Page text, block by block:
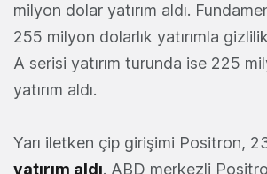
milyon dolar yatırım aldı.
255 milyon dolarlık yatırımla
A serisi yatırım turunda ise 225
yatırım aldı.
Yarı iletken çip girişimi Positron,
yatırım aldı. ABD merkezli